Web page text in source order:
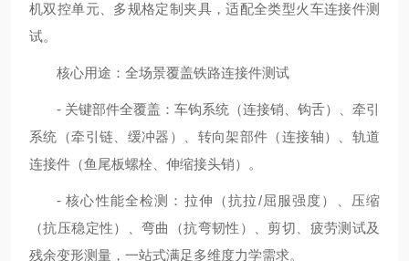
机双控单元、多规格定制夹具，适配全类型火车连接件测
试。
核心用途：全场景覆盖铁路连接件测试
- 关键部件全覆盖：车钩系统（连接销、钩舌）、牵引
系统（牵引链、缓冲器）、转向架部件（连接轴）、轨道
连接件（鱼尾板螺栓、伸缩接头销）。
- 核心性能全检测：拉伸（抗拉/屈服强度）、压缩
（抗压稳定性）、弯曲（抗弯韧性）、剪切、疲劳测试及
残余变形测量，一站式满足多维度力学需求。